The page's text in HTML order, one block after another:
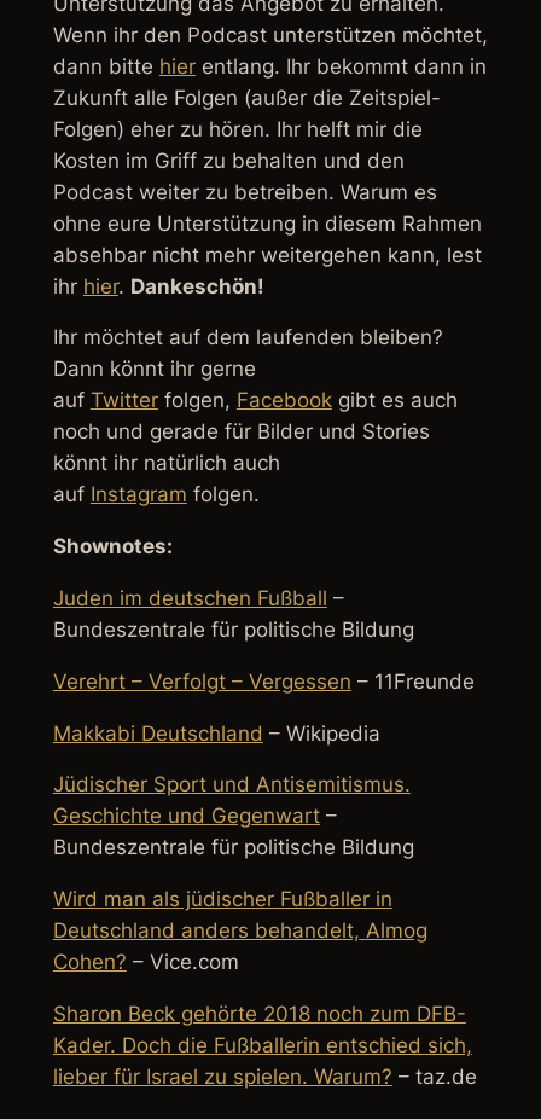
Wenn ihr den Podcast unterstützen möchtet,
dann bitte hierentlang. Ihr bekommt dann in
Zukunft alle Folgen (außer die Zeitspiel-
Folgen) eher zu hören. Ihr helft mir die
Kosten im Griff zu behalten und den
Podcast weiter zu betreiben. Warum es
ohne eure Unterstützung in diesem Rahmen
absehbar nicht mehr weitergehen kann, lest
ihr hier. Dankeschön!
Ihr möchtet auf dem laufenden bleiben?
Dann könnt ihr gerne
auf Twitterfolgen, Facebookgibt es auch
noch und gerade für Bilder und Stories
könnt ihr natürlich auch
auf Instagram folgen.
Shownotes:
Juden im deutschen Fußball –
Bundeszentrale für politische Bildung
Ver­ehrt – Ver­folgt – Ver­gessen – 11Freunde
Makkabi Deutschland – Wikipedia
Jüdischer Sport und Antisemitismus.
Geschichte und Gegenwart–
Bundeszentrale für politische Bildung
Wird man als jüdischer Fußballer in
Deutschland anders behandelt, Almog
Cohen? – Vice.com
Sharon Beck gehörte 2018 noch zum DFB-
Kader. Doch die Fußballerin entschied sich,
lieber für Israel zu spielen. Warum? – taz.de